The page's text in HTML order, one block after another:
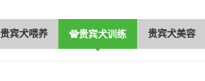
贵宾犬喂养 贵宾犬训练 贵宾犬美容